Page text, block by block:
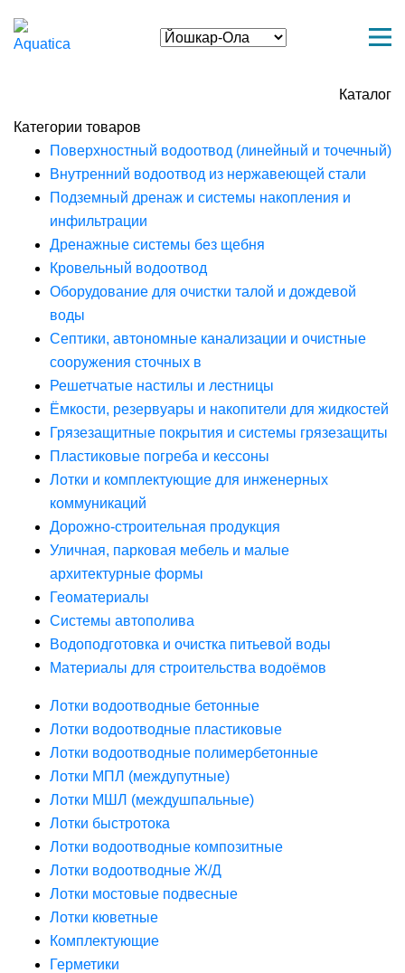
Каталог
Категории товаров
Поверхностный водоотвод (линейный и точечный)
Внутренний водоотвод из нержавеющей стали
Подземный дренаж и системы накопления и
инфильтрации
Дренажные системы без щебня
Кровельный водоотвод
Оборудование для очистки талой и дождевой
воды
Септики, автономные канализации и очистные
сооружения сточных в
Решетчатые настилы и лестницы
Ёмкости, резервуары и накопители для жидкостей
Грязезащитные покрытия и системы грязезащиты
Пластиковые погреба и кессоны
Лотки и комплектующие для инженерных
коммуникаций
Дорожно-строительная продукция
Уличная, парковая мебель и малые
архитектурные формы
Геоматериалы
Системы автополива
Водоподготовка и очистка питьевой воды
Материалы для строительства водоёмов
Лотки водоотводные бетонные
Лотки водоотводные пластиковые
Лотки водоотводные полимербетонные
Лотки МПЛ (междупутные)
Лотки МШЛ (междушпальные)
Лотки быстротока
Лотки водоотводные композитные
Лотки водоотводные Ж/Д
Лотки мостовые подвесные
Лотки кюветные
Комплектующие
Герметики